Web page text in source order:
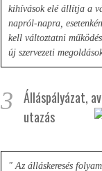
kihívások elé állítja a
napról-napra,
kell változtatni
új szervezeti
3
Álláspályázat,
utazás
" Az álláskeresés